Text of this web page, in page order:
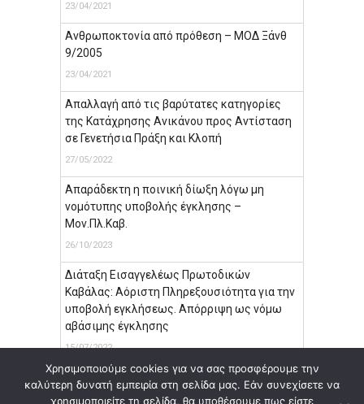
23/04/2021
Ανθρωποκτονία από πρόθεση – ΜΟΔ Ξάνθ
9/2005
23/04/2021
Απαλλαγή από τις βαρύτατες κατηγορίες
της Κατάχρησης Ανικάνου προς Αντίσταση
σε Γενετήσια Πράξη και Κλοπή
27/05/2022
Απαράδεκτη η ποινική δίωξη λόγω μη
νομότυπης υποβολής έγκλησης –
Μον.Πλ.Καβ.
26/10/2023
Διάταξη Εισαγγελέως Πρωτοδικών
Καβάλας: Αόριστη Πληρεξουσιότητα για την
υποβολή εγκλήσεως. Απόρριψη ως νόμω
αβάσιμης έγκλησης
15/07/2022
Χρησιμοποιούμε cookies για να σας προσφέρουμε την
καλύτερη δυνατή εμπειρία στη σελίδα μας. Εάν συνεχίσετε να
χρησιμοποιείτε τη σελίδα, θα υποθέσουμε πως είστε